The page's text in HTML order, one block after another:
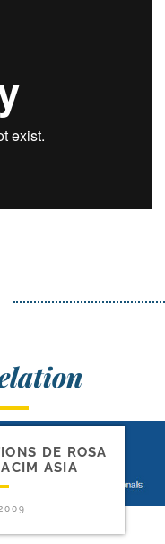
DE ROSA
ASIA